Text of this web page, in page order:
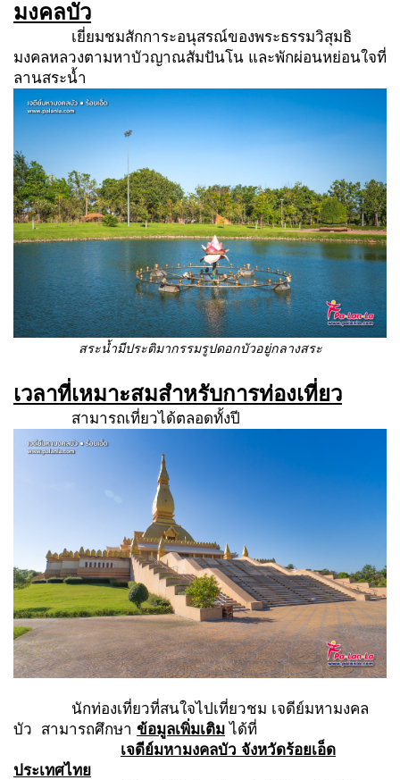
มงคลบัว
เยี่ยมชมสักการะอนุสรณ์ของพระธรรมวิสุมธิ
มงคลหลวงตามหาบัวญาณสัมปันโน และพักผ่อนหย่อนใจที่
ลานสระน้ำ
สระน้ำมีประติมากรรมรูปดอกบัวอยู่กลางสระ
เวลาที่เหมาะสมสำหรับการท่องเที่ยว
สามารถเที่ยวได้ตลอดทั้งปี
นักท่องเที่ยวที่สนใจไปเที่ยวชม เจดีย์มหามงคล
บัว สามารถศึกษา ข้อมูลเพิ่มเติม ได้ที่
เจดีย์มหามงคลบัว จังหวัดร้อยเอ็ด
ประเทศไทย